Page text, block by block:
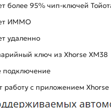
более 95% чип-ключей
ИММО
удаленно
ключ из Xhorse XM38
подключение
работу с приложением Xhorse